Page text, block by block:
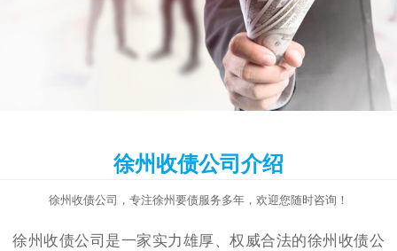
徐州收债公司介绍
徐州收债公司，专注徐州要债服务多年，欢迎您随时咨询！
徐州收债公司是一家实力雄厚、权威合法的徐州收债公